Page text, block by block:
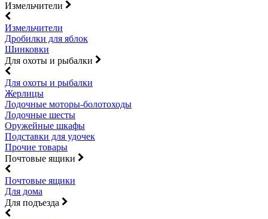
Измельчители
Измельчители
Дробилки для яблок
Шинковки
Для охоты и рыбалки
Для охоты и рыбалки
Жерлицы
Лодочные моторы-болотоходы
Лодочные шесты
Оружейные шкафы
Подставки для удочек
Прочие товары
Почтовые ящики
Почтовые ящики
Для дома
Для подъезда